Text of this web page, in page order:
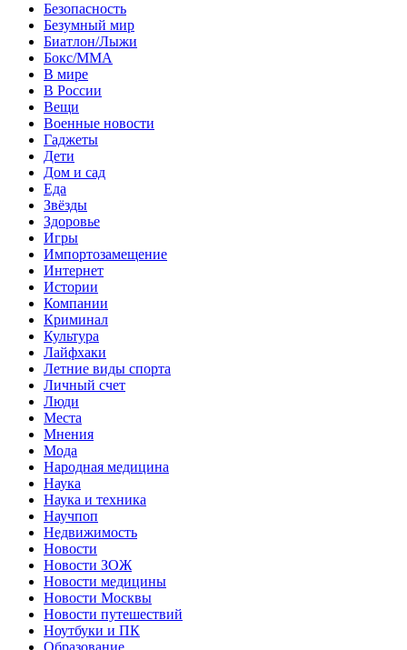
Безопасность
Безумный мир
Биатлон/Лыжи
Бокс/MMA
В мире
В России
Вещи
Военные новости
Гаджеты
Дети
Дом и сад
Еда
Звёзды
Здоровье
Игры
Импортозамещение
Интернет
Истории
Компании
Криминал
Культура
Лайфхаки
Летние виды спорта
Личный счет
Люди
Места
Мнения
Мода
Народная медицина
Наука
Наука и техника
Научпоп
Недвижимость
Новости
Новости ЗОЖ
Новости медицины
Новости Москвы
Новости путешествий
Ноутбуки и ПК